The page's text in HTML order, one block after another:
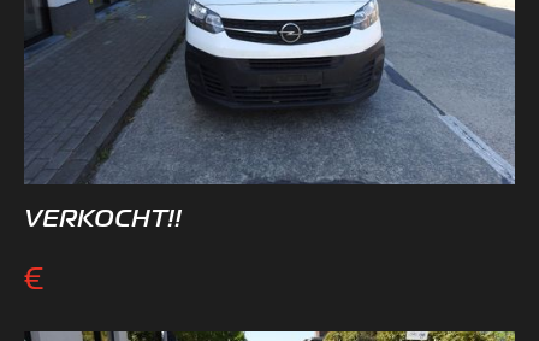
VERKOCHT!!
€